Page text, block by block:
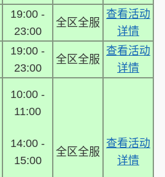
19:00 -
23:00
全区全服
查看活动
详情
19:00 -
23:00
全区全服
查看活动
详情
10:00 -
11:00
14:00 -
15:00
全区全服
查看活动
详情